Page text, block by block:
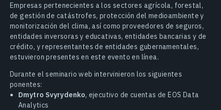
Empresas pertenecientes a los sectores agrícola, forestal,
de gestión de catástrofes, protección del medioambiente y
monitorización del clima, así como proveedores de seguros,
entidades inversoras y educativas, entidades bancarias y de
crédito, y representantes de entidades gubernamentales,
estuvieron presentes en este evento en línea.
Durante el seminario web intervinieron los siguientes
ponentes:
Dmytro Svyrydenko, ejecutivo de cuentas de EOS Data
Analytics